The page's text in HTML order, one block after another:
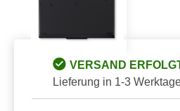
VERSAND
Lieferung in 1-3